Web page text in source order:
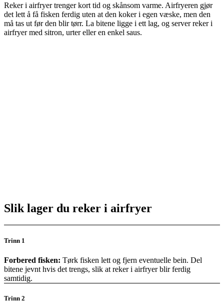
Reker i airfryer trenger kort tid og skånsom varme. Airfryeren gjør
det lett å få fisken ferdig uten at den koker i egen væske, men den
må tas ut før den blir tørr. La bitene ligge i ett lag, og server reker i
airfryer med sitron, urter eller en enkel saus.
Slik lager du reker i airfryer
Trinn 1
Forbered fisken: Tørk fisken lett og fjern eventuelle bein. Del
bitene jevnt hvis det trengs, slik at reker i airfryer blir ferdig
samtidig.
Trinn 2